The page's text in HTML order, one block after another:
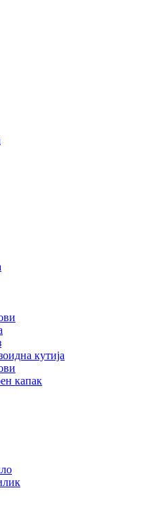
кутија
капак